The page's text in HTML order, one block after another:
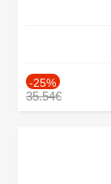
-25%
35.54€